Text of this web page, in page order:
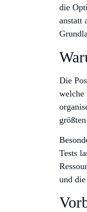
die
anstatt
Die
welche
Tests
und